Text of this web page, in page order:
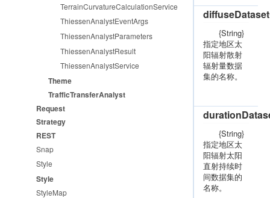
{String}
指定地区太
阳辐射散射
辐射量数据
集的名称。
{String}
指定地区太
阳辐射太阳
直射持续时
间数据集的
名称。
TerrainCurvatureCalculationService
ThiessenAnalystEventArgs
ThiessenAnalystParameters
ThiessenAnalystResult
ThiessenAnalystService
Theme
TrafficTransferAnalyst
Request
Strategy
REST
Snap
Style
Style
StyleMap